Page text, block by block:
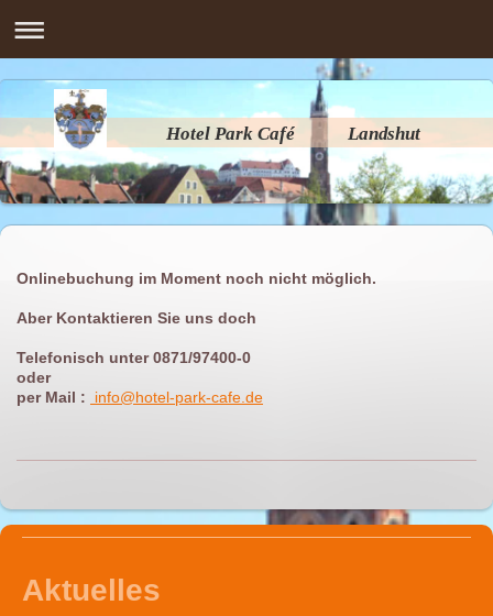
Hotel Park Café Landshut
Onlinebuchung im Moment noch nicht möglich.
Aber Kontaktieren Sie uns doch
Telefonisch unter 0871/97400-0
oder
per Mail :
info@hotel-park-cafe.de
Aktuelles